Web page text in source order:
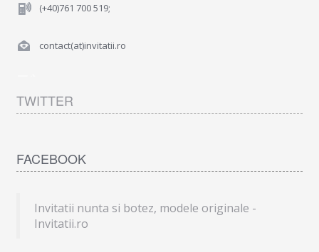
(+40)761 700 519;
contact(at)invitatii.ro
TWITTER
FACEBOOK
Invitatii nunta si botez, modele originale -
Invitatii.ro